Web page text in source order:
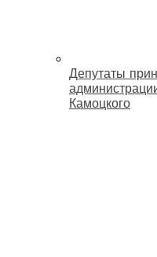
Депутаты
Камоцкого